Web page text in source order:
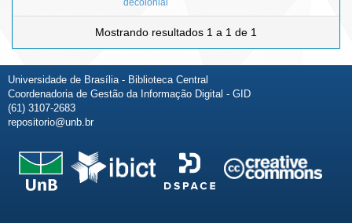
Mostrando resultados 1 a 1 de 1
Universidade de Brasília - Biblioteca Central
Coordenadoria de Gestão da Informação Digital - GID
(61) 3107-2683
repositorio@unb.br